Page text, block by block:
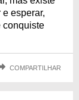
esperar,
conquiste
COMPARTILHAR